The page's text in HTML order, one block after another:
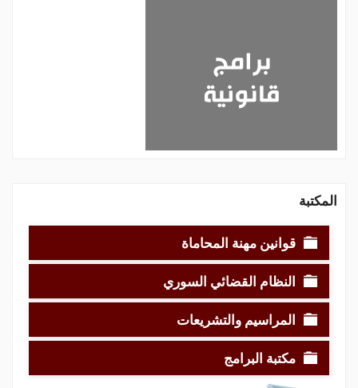
المكتبة
قوانين مهنة المحاماة
النظام القضائي السوري
المراسيم والتشريعات
مكتبة البرامج